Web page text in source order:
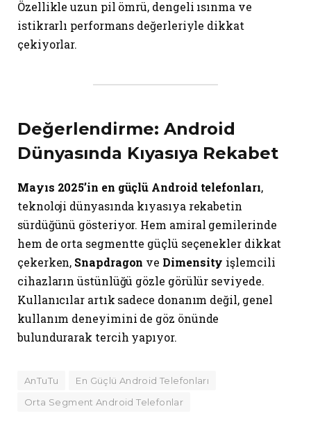
Özellikle uzun pil ömrü, dengeli ısınma ve
istikrarlı performans değerleriyle dikkat
çekiyorlar.
Değerlendirme: Android
Dünyasında Kıyasıya Rekabet
Mayıs 2025’in en güçlü Android telefonları,
teknoloji dünyasında kıyasıya rekabetin
sürdüğünü gösteriyor. Hem amiral gemilerinde
hem de orta segmentte güçlü seçenekler dikkat
çekerken, Snapdragon ve Dimensity işlemcili
cihazların üstünlüğü gözle görülür seviyede.
Kullanıcılar artık sadece donanım değil, genel
kullanım deneyimini de göz önünde
bulundurarak tercih yapıyor.
AnTuTu
En Güçlü Android Telefonları
Orta Segment Android Telefonlar